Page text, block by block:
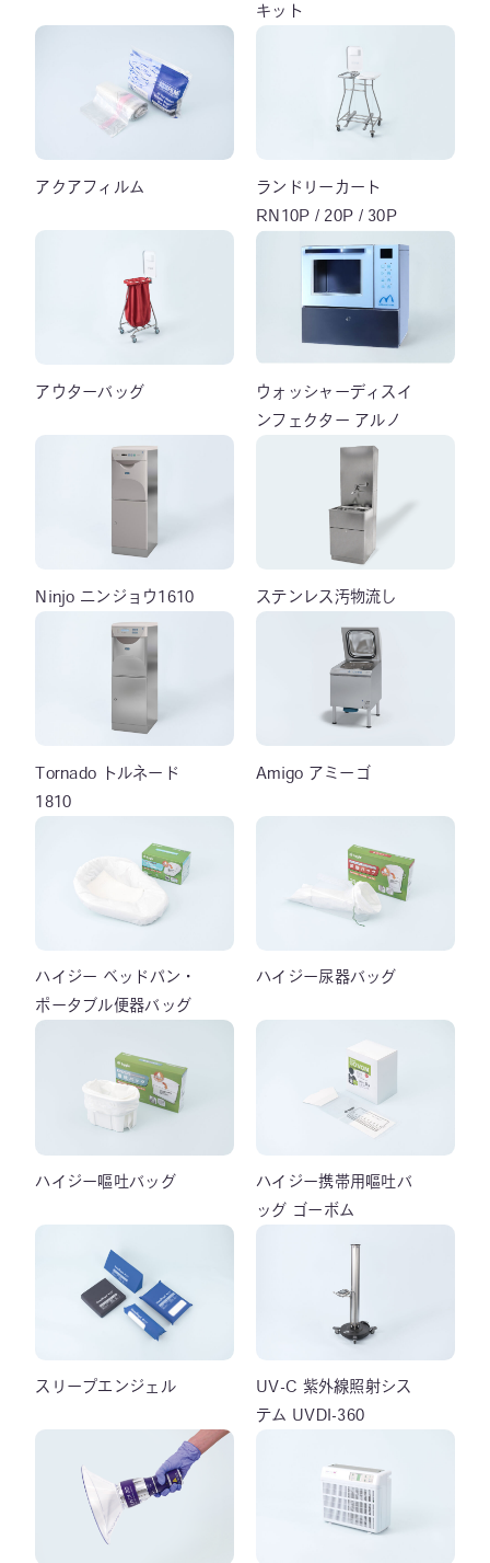
キット
アクアフィルム
ランドリーカート
RN10P / 20P / 30P
アウターバッグ
ウォッシャーディスイ
ンフェクター アルノ
Ninjo ニンジョウ1610 ステンレス汚物流し
Tornado トルネード
1810
Amigo アミーゴ
ハイジー ベッドパン・
ポータブル便器バッグ
ハイジー尿器バッグ
ハイジー嘔吐バッグ
ハイジー携帯用嘔吐バ
ッグ ゴーボム
スリープエンジェル
UV-C 紫外線照射シス
テム UVDI-360